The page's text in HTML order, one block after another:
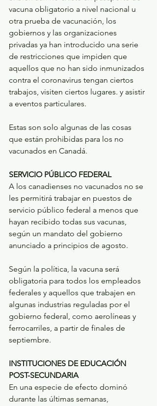
vacuna obligatorio a nivel nacional u
otra prueba de vacunación, los
gobiernos y las organizaciones
privadas ya han introducido una serie
de restricciones que impiden que
aquellos que no han sido inmunizados
contra el coronavirus tengan ciertos
trabajos, visiten ciertos lugares. y asistir
a eventos particulares.
Estas son solo algunas de las cosas
que están prohibidas para los no
vacunados en Canadá.
SERVICIO PÚBLICO FEDERAL
A los canadienses no vacunados no se
les permitirá trabajar en puestos de
servicio público federal a menos que
hayan recibido todas sus vacunas,
según un mandato del gobierno
anunciado a principios de agosto.
Según la política, la vacuna será
obligatoria para todos los empleados
federales y aquellos que trabajen en
algunas industrias reguladas por el
gobierno federal, como aerolíneas y
ferrocarriles, a partir de finales de
septiembre.
INSTITUCIONES DE EDUCACIÓN
POST-SECUNDARIA
En una especie de efecto dominó
durante las últimas semanas,